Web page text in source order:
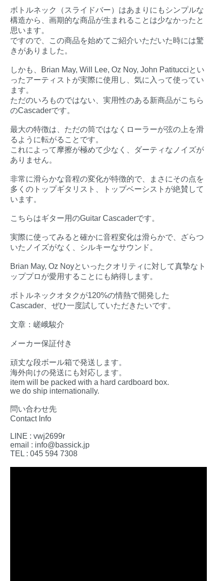
ボトルネック（スライドバー）はあまりにもシンプルな
構造から、画期的な商品が生まれることは少なかったと
思います。
ですので、この商品を始めてご紹介いただいた時には驚
きがありました。
しかも、Brian May, Will Lee, Oz Noy, John Patitucciとい
ったアーティストが実際に使用し、気に入って使ってい
ます。
ただのいろものではない、実用性のある新商品がこちら
のCascaderです。
最大の特徴は、ただの筒ではなくローラーが弦の上を滑
るように転がることです。
これによって摩擦が極めて少なく、ダーティなノイズが
ありません。
非常に滑らかな音程の変化が特徴的で、まさにその点を
多くのトップギタリスト、トップベーシストが絶賛して
います。
こちらはギター用のGuitar Cascaderです。
実際に使ってみると確かに音程変化は滑らかで、ざらつ
いたノイズがなく、シルキーなサウンド。
Brian May, Oz Noyといったクオリティに対して真摯なト
ッププロが愛用することにも納得します。
ボトルネックオタクが120%の情熱で開発した
Cascader、ぜひ一度試していただきたいです。
文章：嵯峨駿介
メーカー保証付き
頑丈な段ボール箱で発送します。
海外向けの発送にも対応します。
item will be packed with a hard cardboard box.
we do ship internationally.
問い合わせ先
Contact Info
LINE : vwj2699r
email : info@bassick.jp
TEL : 045 594 7308